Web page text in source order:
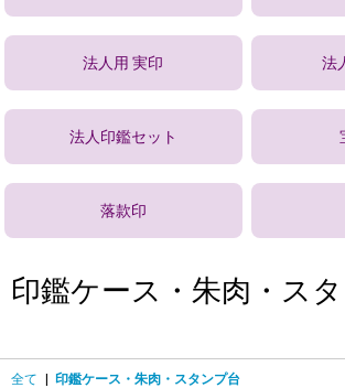
法人用 実印 法
法人印鑑セット
落款印
印鑑ケース・朱肉・ス
全て | 印鑑ケース・朱肉・スタンプ台